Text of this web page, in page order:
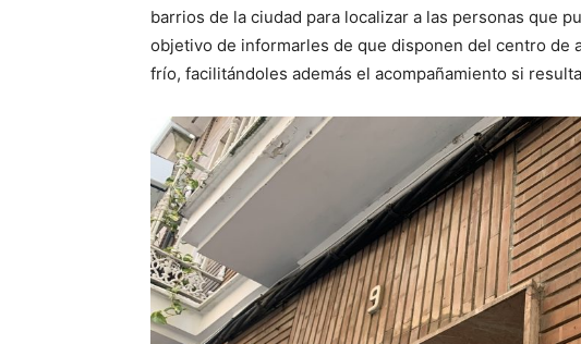
barrios de la ciudad para localizar a las personas que
objetivo de informarles de que disponen del centro de
frío, facilitándoles además el acompañamiento si